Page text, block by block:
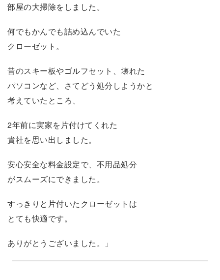
部屋の大掃除をしました。
何でもかんでも詰め込んでいた
クローゼット。
昔のスキー板やゴルフセット、壊れた
パソコンなど、さてどう処分しようかと
考えていたところ、
2年前に実家を片付けてくれた
貴社を思い出しました。
安心安全な料金設定で、不用品処分
がスムーズにできました。
すっきりと片付いたクローゼットは
とても快適です。
ありがとうございました。」